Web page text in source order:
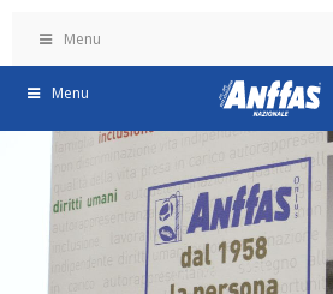
Menu
Menu